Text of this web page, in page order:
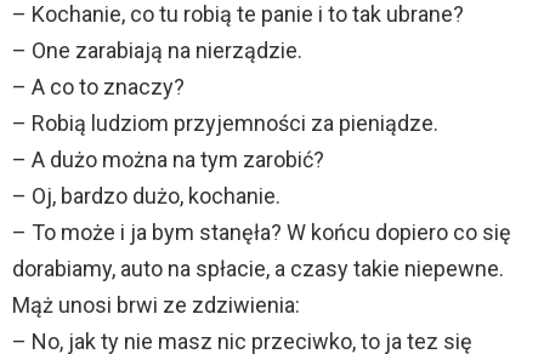
– Kochanie, co tu robią te panie i to tak ubrane?
– One zarabiają na nierządzie.
– A co to znaczy?
– Robią ludziom przyjemności za pieniądze.
– A dużo można na tym zarobić?
– Oj, bardzo dużo, kochanie.
– To może i ja bym stanęła? W końcu dopiero co się
dorabiamy, auto na spłacie, a czasy takie niepewne.
Mąż unosi brwi ze zdziwienia:
– No, jak ty nie masz nic przeciwko, to ja tez się